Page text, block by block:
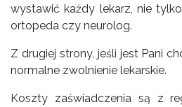
wystawić każdy lekarz, nie
ortopeda czy neurolog.
Z drugiej strony, jeśli jest Pani
normalne zwolnienie lekarskie.
Koszty zaświadczenia są z